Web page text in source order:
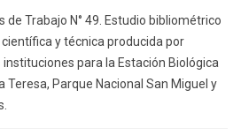
de Trabajo N° 49. Estudio bibliométrico
y técnica producida por
instituciones para la Estación Biológica
Teresa, Parque Nacional San Miguel y